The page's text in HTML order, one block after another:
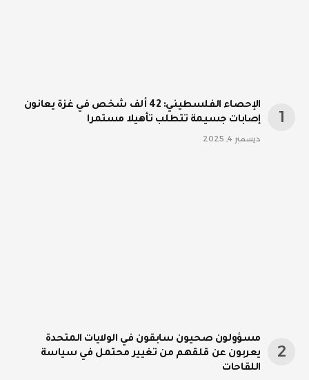
الإحصاء الفلسطيني: 42 ألف شخص في غزة يعانون
إصابات جسيمة تتطلب تأهيلا مستمرا
ديسمبر 4, 2025
مسؤولون صحيون سابقون في الولايات المتحدة
يعربون عن قلقهم من تغيير محتمل في سياسة
اللقاحات